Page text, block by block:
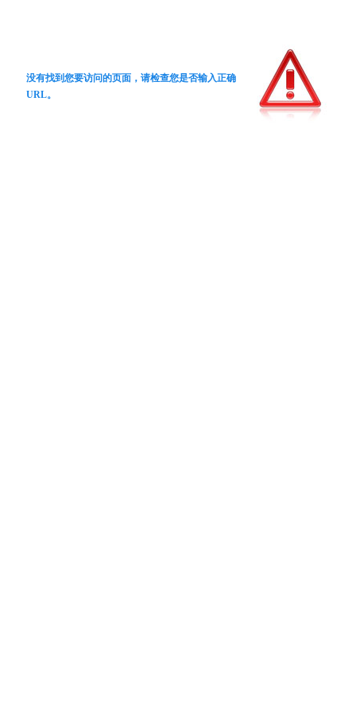
没有找到您要访问的页面，请检查您是否输入正确
URL。